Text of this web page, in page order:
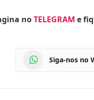
noTELEGRAM e
Siga-nos no